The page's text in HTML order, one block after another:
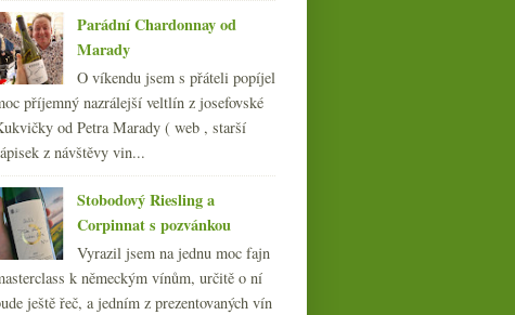
2010(249)
2009(249)
2008(270)
2007(108)
Parádní Chardonnay od
Marady
O víkendu jsem s přáteli popíjel
příjemný nazrálejší veltlín z josefovské
od Petra Marady ( web , starší
z návštěvy vin...
Stobodový Riesling a
Corpinnat s pozvánkou
Vyrazil jsem na jednu moc fajn
k německým vínům, určitě o ní
ještě řeč, a jedním z prezentovaných vín